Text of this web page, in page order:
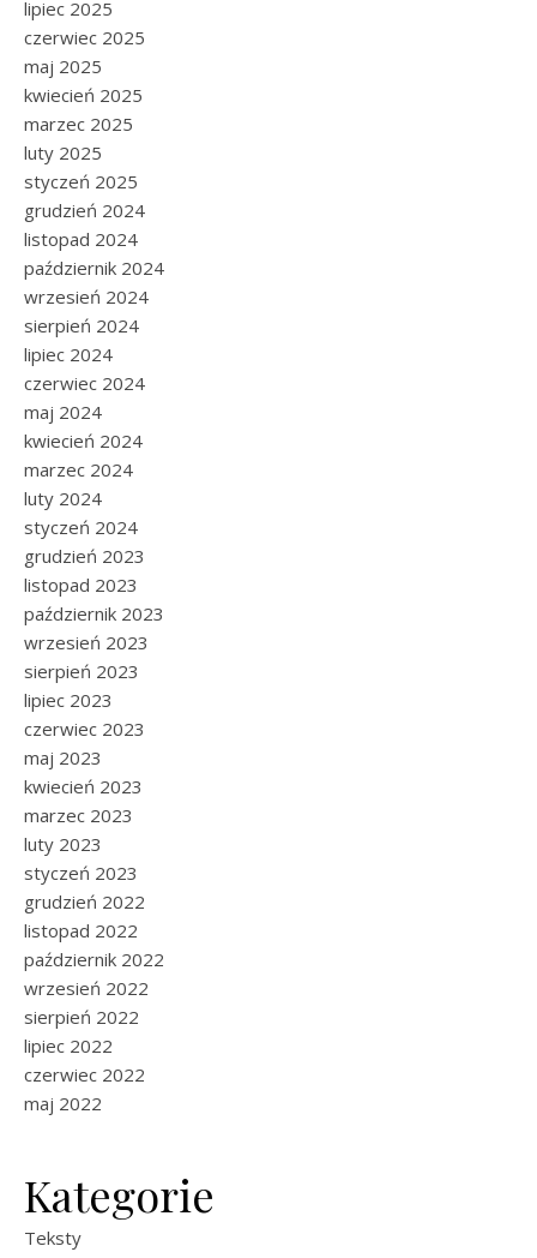
lipiec 2025
czerwiec 2025
maj 2025
kwiecień 2025
marzec 2025
luty 2025
styczeń 2025
grudzień 2024
listopad 2024
październik 2024
wrzesień 2024
sierpień 2024
lipiec 2024
czerwiec 2024
maj 2024
kwiecień 2024
marzec 2024
luty 2024
styczeń 2024
grudzień 2023
listopad 2023
październik 2023
wrzesień 2023
sierpień 2023
lipiec 2023
czerwiec 2023
maj 2023
kwiecień 2023
marzec 2023
luty 2023
styczeń 2023
grudzień 2022
listopad 2022
październik 2022
wrzesień 2022
sierpień 2022
lipiec 2022
czerwiec 2022
maj 2022
Kategorie
Teksty